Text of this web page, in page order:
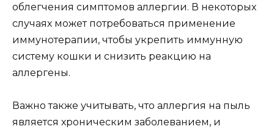
облегчения симптомов аллергии. В некоторых
случаях может потребоваться применение
иммунотерапии, чтобы укрепить иммунную
систему кошки и снизить реакцию на
аллергены.
Важно также учитывать, что аллергия на пыль
является хроническим заболеванием, и